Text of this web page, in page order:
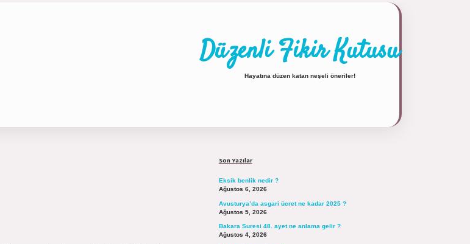
Düzenli Fikir Kutusu
Hayatına düzen katan neşeli öneriler!
Son Yazılar
Eksik benlik nedir ?
Ağustos 6, 2026
Avusturya’da asgari ücret ne kadar 2025 ?
Ağustos 5, 2026
Bakara Suresi 48. ayet ne anlama gelir ?
Ağustos 4, 2026